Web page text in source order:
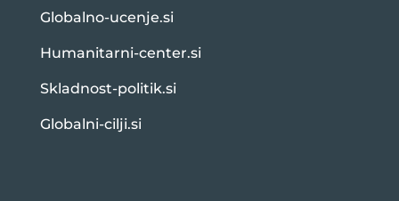
Globalno-ucenje.si
Humanitarni-center.si
Skladnost-politik.si
Globalni-cilji.si